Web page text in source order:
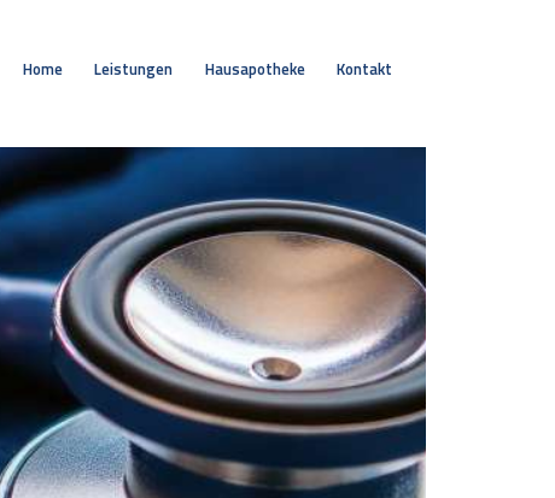
Home Leistungen Hausapotheke Kontakt